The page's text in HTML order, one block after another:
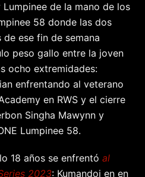
de la mano de los
58 donde las dos
ese fin de semana
peso gallo entre la joven
ocho extremidades:
enfrentando al veterano
en RWS y el cierre
Singha Mawynn y
Lumpinee 58.
18 años se enfrentó al
2023: Kumandoi en en